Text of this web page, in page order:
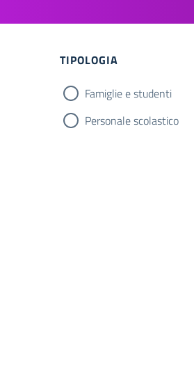
Filtri
TIPOLOGIA
Famiglie e studenti
Personale scolastico